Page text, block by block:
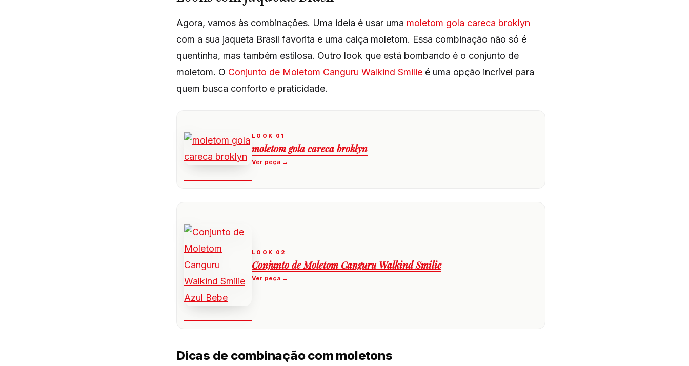
Agora, vamos às combinações. Uma ideia é usar uma moletom gola careca broklyn
com a sua jaqueta Brasil favorita e uma calça moletom. Essa combinação não só é
quentinha, mas também estilosa. Outro look que está bombando é o conjunto de
moletom. O Conjunto de Moletom Canguru Walkind Smilie é uma opção incrível para
quem busca conforto e praticidade.
moletom gola careca broklyn
Conjunto de Moletom Canguru Walkind Smilie
Dicas de combinação com moletons